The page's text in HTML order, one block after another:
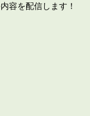
容を配信します！